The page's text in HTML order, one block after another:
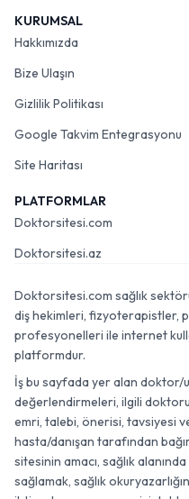
KURUMSAL
Hakkımızda
Bize Ulaşın
Gizlilik Politikası
Google Takvim Entegrasyonu
Site Haritası
PLATFORMLAR
Doktorsitesi.com
Doktorsitesi.az
Doktorsitesi.com sağlık
diş hekimleri, fizyoterapistler,
profesyonelleri ile internet
platformdur.
İş bu sayfada yer alan doktor/
değerlendirmeleri, ilgili
emri, talebi, önerisi, tavsiyesi
hasta/danışan tarafından
sitesinin amacı, sağlık
sağlamak, sağlık